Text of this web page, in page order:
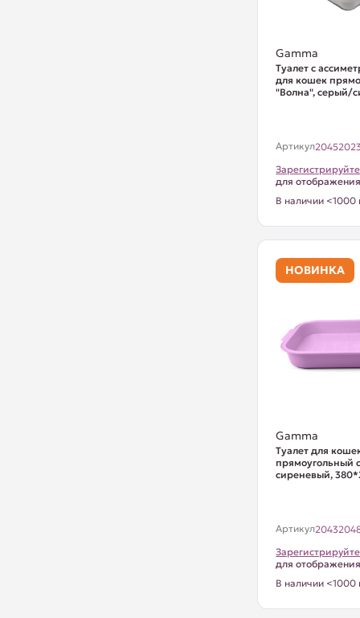
Gamma
Туалет с
для кошек
"Волна", серый/
Артикул
для
В наличии <1000
НОВИНКА
Gamma
Туалет для
прямоугольный
сиреневый,
Артикул
для
В наличии <1000